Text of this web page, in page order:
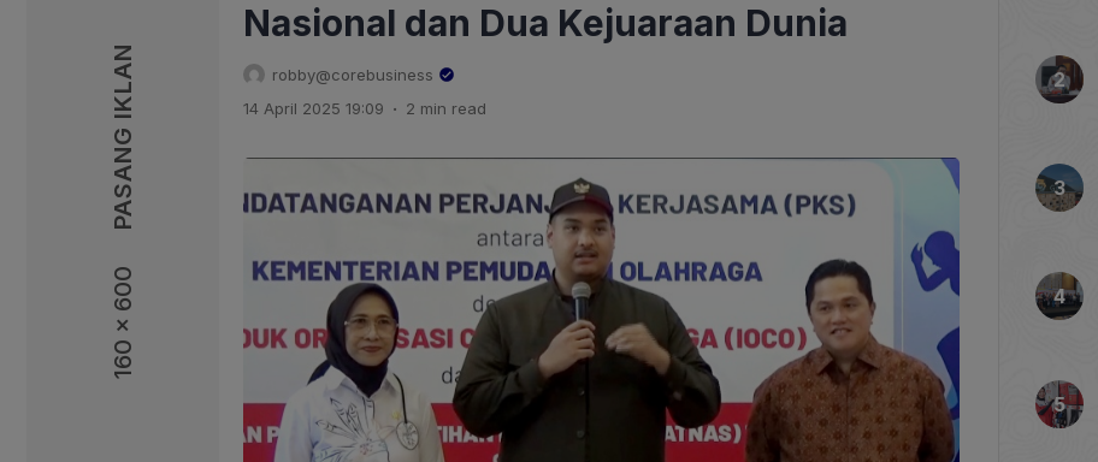
160 x 600
PASANG IKLAN
160 x 600
PASANG IKLAN
Nasional dan Dua Kejuaraan Dunia
robby@corebusiness
14 April 2025 19:09 . 2 min read